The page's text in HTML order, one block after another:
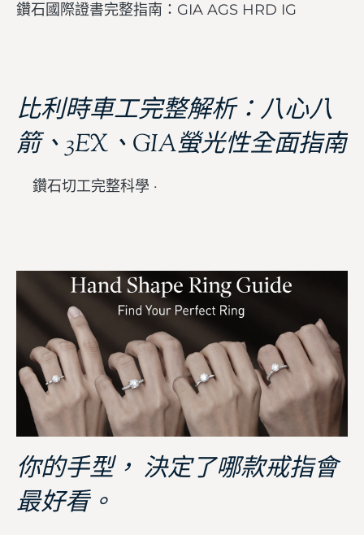
鑽石國際證書完整指南：GIA AGS HRD IG
比利時車工完整解析：八心八
箭、3EX、GIA螢光性全面指南
鑽石切工完整科學 ·
你的手型， 決定了哪款戒指會
最好看。